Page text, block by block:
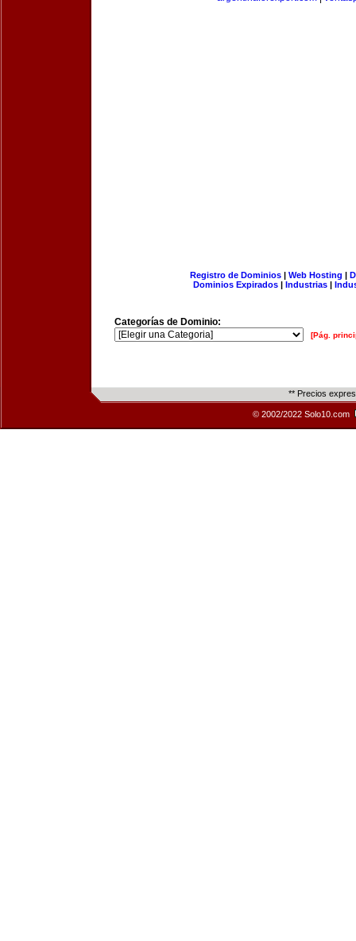
Registro de Dominios| Web Hosting |
Dominios Expirados | Industrias |
Categorías de Dominio:
[Pág.
** Precios
© 2002/2022 Solo10.com